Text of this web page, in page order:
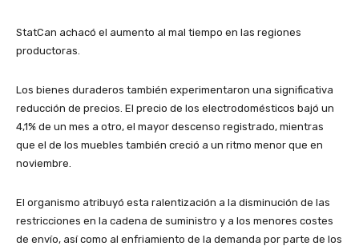
StatCan achacó el aumento al mal tiempo en las regiones
productoras.
Los bienes duraderos también experimentaron una significativa
reducción de precios. El precio de los electrodomésticos bajó un
4,1% de un mes a otro, el mayor descenso registrado, mientras
que el de los muebles también creció a un ritmo menor que en
noviembre.
El organismo atribuyó esta ralentización a la disminución de las
restricciones en la cadena de suministro y a los menores costes
de envío, así como al enfriamiento de la demanda por parte de los